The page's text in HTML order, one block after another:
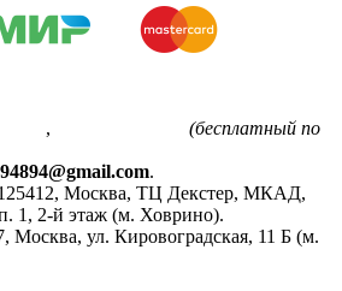
,
(бесплатный по
.
, Москва, ТЦ Декстер, МКАД,
1, 2-й этаж (м. Ховрино).
, Москва, ул. Кировоградская, 11 Б (м.